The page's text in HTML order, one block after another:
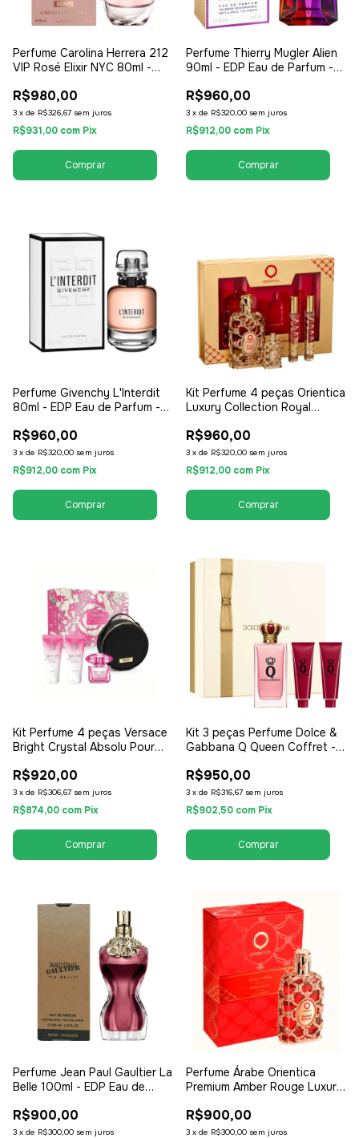
Perfume Carolina Herrera 212
VIP Rosé Elixir NYC 80ml -
R$980,00
3 x de R$326,67 sem juros
R$931,00 com Pix
Perfume Thierry Mugler Alien
90ml - EDP Eau de Parfum -
R$960,00
3 x de R$320,00 sem juros
R$912,00 com Pix
Perfume Givenchy L'Interdit
80ml - EDP Eau de Parfum -
R$960,00
3 x de R$320,00 sem juros
R$912,00 com Pix
Kit Perfume 4 peças Orientica
Luxury Collection Royal
2x Travel Kit 10ml + Miniatura
Perfume - EDP Eau de Parfum
- Unissex / Compartilhável
R$960,00
3 x de R$320,00 sem juros
R$912,00 com Pix
Kit Perfume 4 peças Versace
Bright Crystal Absolu Pour
Gel + Lotion + Necessaire -
EDP Eau de Parfum - Feminino
R$920,00
3 x de R$306,67 sem juros
R$874,00 com Pix
Kit 3 peças Perfume Dolce &
Gabbana Q Queen Coffret -
Kit + Miniatura - EDP Eau de
Parfum - Feminino
R$950,00
3 x de R$316,67 sem juros
R$902,50 com Pix
Perfume Jean Paul Gaultier La
Belle 100ml - EDP Eau de
R$900,00
3 x de R$300,00 sem juros
Perfume Árabe Orientica
Premium Amber Rouge Luxury
Parfum - Unissex /
Compartilhável
R$900,00
3 x de R$300,00 sem juros